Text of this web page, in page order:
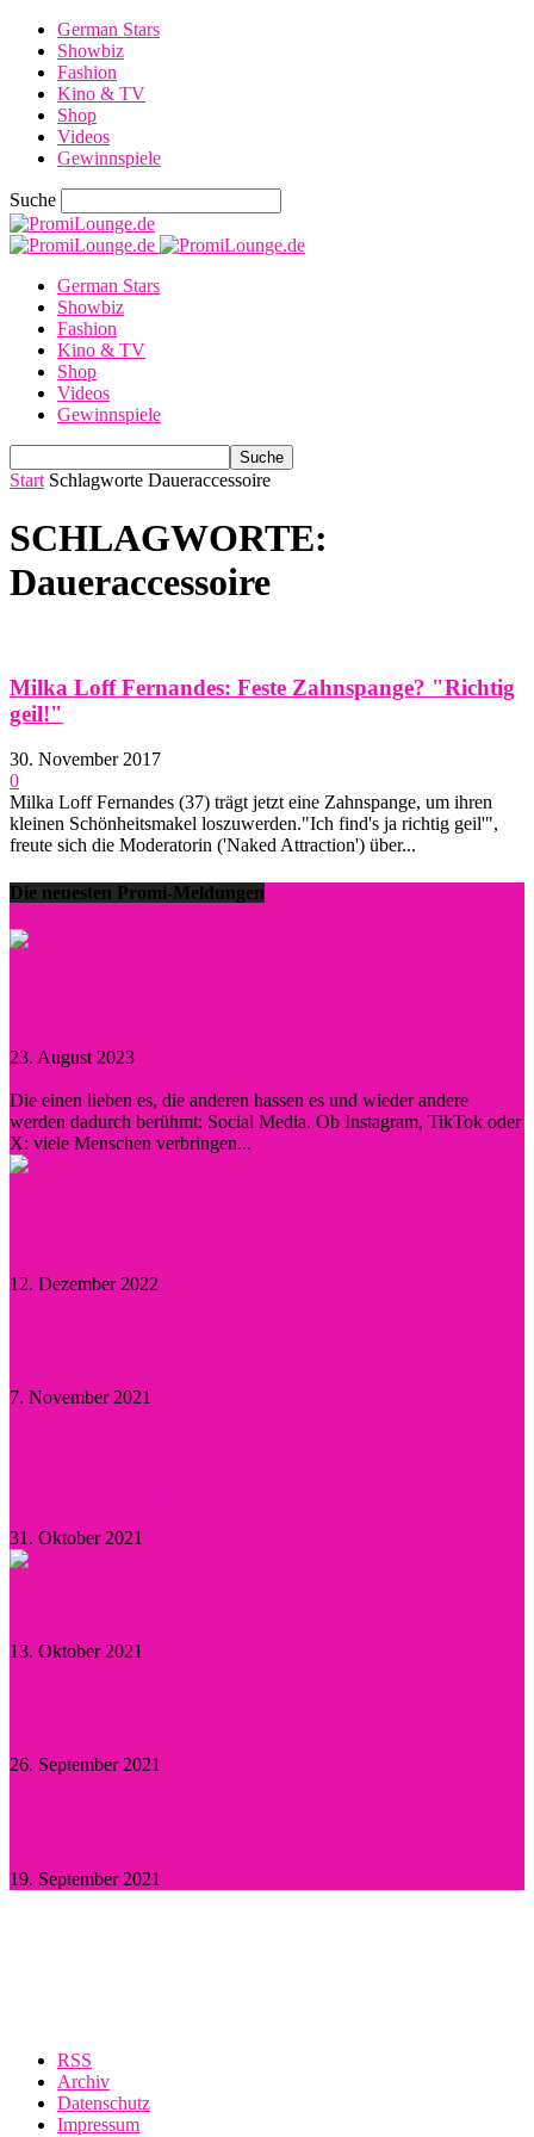
German Stars
Showbiz
Fashion
Kino & TV
Shop
Videos
Gewinnspiele
Suche
German Stars
Showbiz
Fashion
Kino & TV
Shop
Videos
Gewinnspiele
Start Schlagworte Daueraccessoire
SCHLAGWORTE:
Daueraccessoire
Milka Loff Fernandes: Feste Zahnspange? "Richtig
geil!"
30. November 2017
0
Milka Loff Fernandes (37) trägt jetzt eine Zahnspange, um ihren
kleinen Schönheitsmakel loszuwerden."Ich find's ja richtig geil'",
freute sich die Moderatorin ('Naked Attraction') über...
Die neuesten Promi-Meldungen
23. August 2023
Die einen lieben es, die anderen hassen es und wieder andere
werden dadurch berühmt: Social Media. Ob Instagram, TikTok oder
X: viele Menschen verbringen...
12. Dezember 2022
7. November 2021
31. Oktober 2021
13. Oktober 2021
26. September 2021
19. September 2021
RSS
Archiv
Datenschutz
Impressum